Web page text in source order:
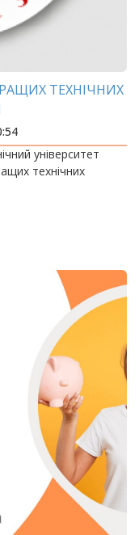
ТЕХНІЧНИХ
університет
технічних